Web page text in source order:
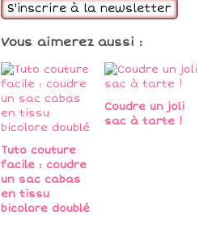
S'inscrire à la newsletter
Vous aimerez aussi :
Tuto couture
facile : coudre
un sac cabas
en tissu
bicolore doublé
Coudre un joli
sac à tarte !